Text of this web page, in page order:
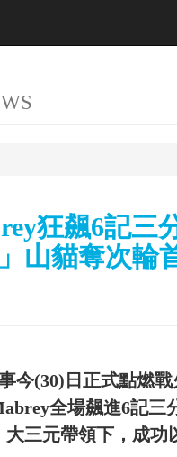
狂飆6記三
山貓奪次輪
今(30)日正式點燃
全場飆進6記三
三元帶領下，成功